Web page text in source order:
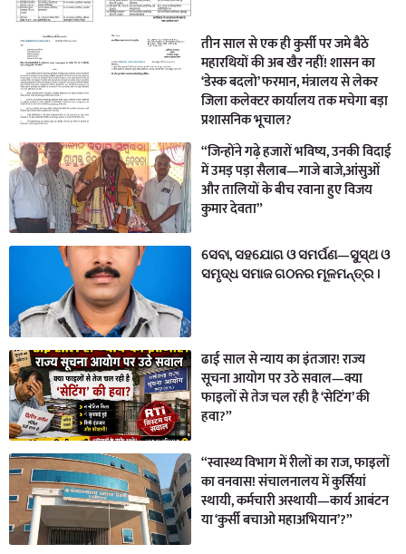
तीन साल से एक ही कुर्सी पर जमे बैठे
महारथियों की अब खैर नहीं! शासन का
‘डेस्क बदलो’ फरमान, मंत्रालय से लेकर
जिला कलेक्टर कार्यालय तक मचेगा बड़ा
प्रशासनिक भूचाल?
“जिन्होंने गढ़े हजारों भविष्य, उनकी विदाई
में उमड़ पड़ा सैलाब—गाजे बाजे,आंसुओं
और तालियों के बीच रवाना हुए विजय
कुमार देवता”
ସେବା, ସହଯୋଗ ଓ ସମର୍ପଣ—ସୁସ୍ଥ ଓ
ସମୃଦ୍ଧ ସମାଜ ଗଠନର ମୂଳମନ୍ତ୍ର ।
ढाई साल से न्याय का इंतजार! राज्य
सूचना आयोग पर उठे सवाल—क्या
फाइलों से तेज चल रही है ‘सेटिंग’ की
हवा?”
“स्वास्थ्य विभाग में रीलों का राज, फाइलों
का वनवास! संचालनालय में कुर्सियां
स्थायी, कर्मचारी अस्थायी—कार्य आबंटन
या ‘कुर्सी बचाओ महाअभियान’?”